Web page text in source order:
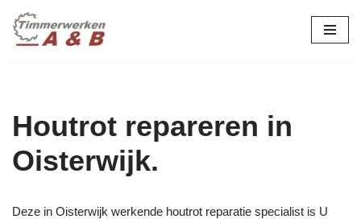
Ga
Houtrot repareren in
Oisterwijk.
Deze in Oisterwijk werkende houtrot reparatie specialist is U